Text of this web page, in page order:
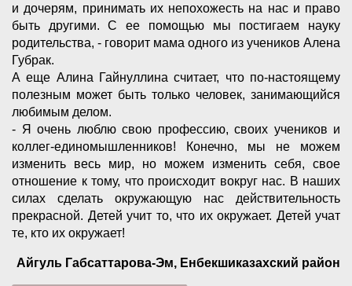
и дочерям, принимать их непохожесть на нас и право
быть другими. С ее помощью мы постигаем науку
родительства, - говорит мама одного из учеников Алена
Губрак.
А еще Алина Гайнуллина считает, что по-настоящему
полезным может быть только человек, занимающийся
любимым делом.
- Я очень люблю свою профессию, своих учеников и
коллег-единомышленников! Конечно, мы не можем
изменить весь мир, но можем изменить себя, свое
отношение к тому, что происходит вокруг нас. В наших
силах сделать окружающую нас действительность
прекрасной. Детей учит то, что их окружает. Детей учат
те, кто их окружает!
Айгуль Габсаттарова-Эм, Енбекшиказахский район